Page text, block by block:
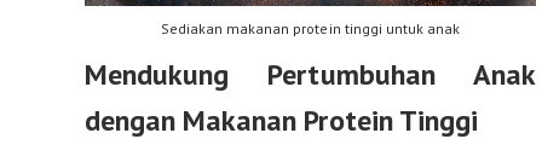
Sediakan makanan protein tinggi untuk anak
Mendukung Pertumbuhan Anak
dengan Makanan Protein Tinggi